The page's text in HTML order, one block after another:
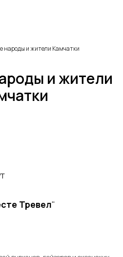
народы и жители Камчатки
и жители
Тревел"